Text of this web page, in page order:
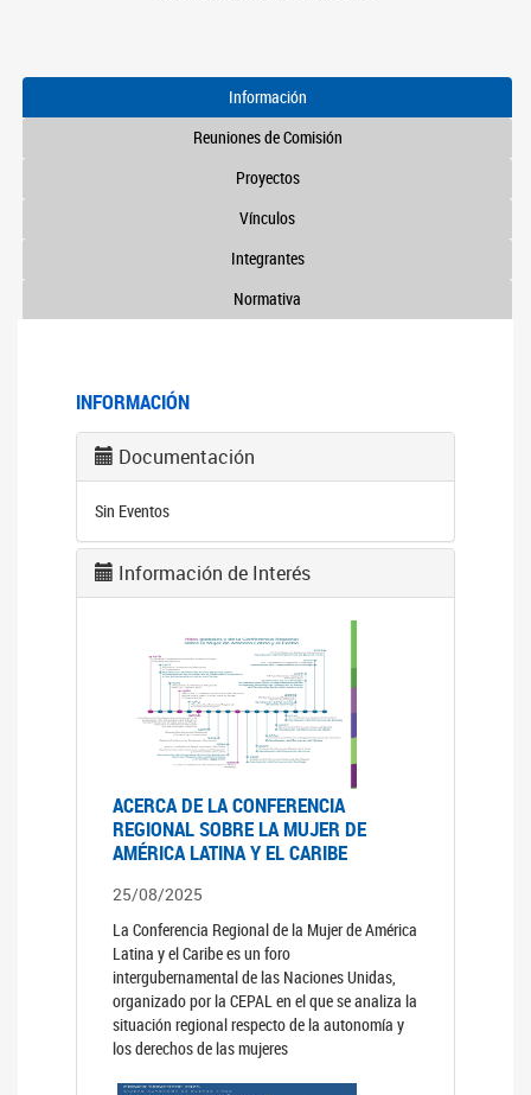
Información
Reuniones de Comisión
Proyectos
Vínculos
Integrantes
Normativa
INFORMACIÓN
Documentación
Sin Eventos
Información de Interés
ACERCA DE LA CONFERENCIA
REGIONAL SOBRE LA MUJER DE
AMÉRICA LATINA Y EL CARIBE
25/08/2025
La Conferencia Regional de la Mujer de América
Latina y el Caribe es un foro
intergubernamental de las Naciones Unidas,
organizado por la CEPAL en el que se analiza la
situación regional respecto de la autonomía y
los derechos de las mujeres